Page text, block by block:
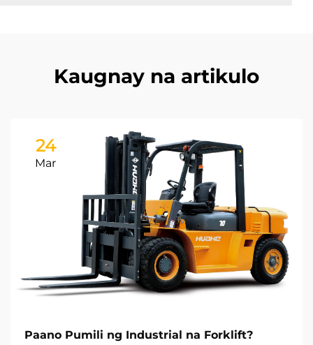
Kaugnay na artikulo
24
Mar
Paano Pumili ng Industrial na Forklift?